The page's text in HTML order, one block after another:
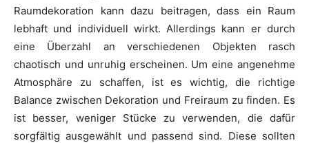
Raumdekoration kann dazu beitragen, dass ein Raum
lebhaft und individuell wirkt. Allerdings kann er durch
eine Überzahl an verschiedenen Objekten rasch
chaotisch und unruhig erscheinen. Um eine angenehme
Atmosphäre zu schaffen, ist es wichtig, die richtige
Balance zwischen Dekoration und Freiraum zu finden. Es
ist besser, weniger Stücke zu verwenden, die dafür
sorgfältig ausgewählt und passend sind. Diese sollten